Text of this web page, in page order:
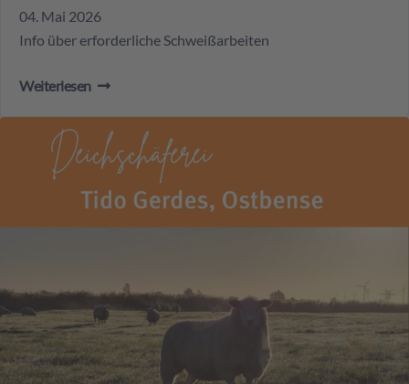
04. Mai 2026
Info über erforderliche Schweißarbeiten
Weiterlesen